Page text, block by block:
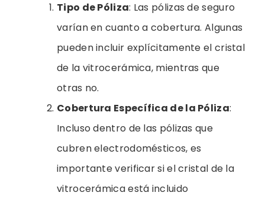
Tipo de Póliza: Las pólizas de seguro
varían en cuanto a cobertura. Algunas
pueden incluir explícitamente el cristal
de la vitrocerámica, mientras que
otras no.
Cobertura Específica de la Póliza:
Incluso dentro de las pólizas que
cubren electrodomésticos, es
importante verificar si el cristal de la
vitrocerámica está incluido